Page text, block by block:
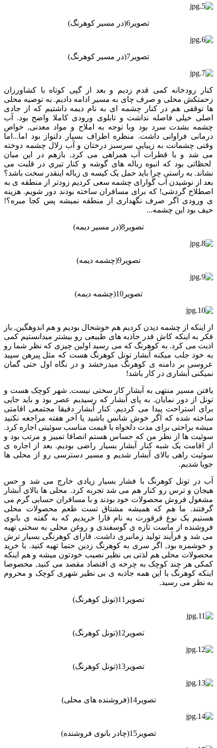
تصویر6(در مسیر کوهرنگ)
تصویر7(در مسیر کوهرنگ)
کنار رودخانه کمی قدم زدیم و بعد از گپی کوتاه با کشاورزان
زحمتکش محلی و صرف چای به مسیر ادامه دادیم. به توصیه محلی
ها توقفی هم در کنار چشمه ای به نام دیمه داشتیم که از جادی
اصلی خیلی فاصله نداشت و تابلوی ورودی کاملا واضح بود. آب
چشمه بشدت سرد بود وبا توجه به املاح و مواد معدنی, خواص
درمانی فراوانی داشت. منظره اطراف بسیار دلنواز بود اما...اما
وقتی چشمانت به زیبایی سرسبز درختان و آب زلال چشمه دوخته
می شد و با قطرات آب همراهی می کرد, بازهم در این میان
لحظاتی بود که انبوه زباله های گوشه و کنار تیری در قلبت می
نشاند. به راستی چرا باید حمل یک کیسه ی زباله اینقدر سخت باشد؟
بعد از نوشیدن آب گوارای چشمه سعی کردیم زودتر از منطقه ی به
اصطلاح گردشی! که برای مسافران ساخته بودند دور شویم. هزینه
ی ورودی اگر صرف نگهداری از منطقه نمیشه پس کجا میره؟!
حیف بود این چشمه...
تصویر8(در مسیر دیمه)
تصویر9(چشمه دیمه)
تصویر10(چشمه دیمه)
از اینکه از چشمه دیدن کردیم هم خوشحال بودیم و هم اندوهگین, باز
فکر به اینکه کاش قدر جاذبه های طبیعی رو بیشتر میدانستیم کمی
اذیت می کرد. به کوهرنگ که می رسید اولین چیزی که نظر شما رو
به خود جلب میکنه آبشار تونل کوهرنگ هست که مثل پیرهن سپید
عروسی بر دامنه ی کوهرنگ میدرخشد و در نگاه اول حتی گمان
نمیکنی آبشاری در کار باشد!
یافتن مسیر منتهی به آبشار کار سختی نیست, شهر کوچک هست و
تونل از دور نمایان. به پای آبشار که رسیدیم عصر بود و باید جایی
برای استراحت پیدا می کردیم. کنار آبشار دقیقا مجتمعی اقامتی
ساخته شده که اگر خوش شانس باشید یا آخر هفته مراجعه نکنید
میشه براحتی برای مدت دلخواه با قیمت مناسب سوئیتی اجاره کرد.
سوئیت ها از نظر من که حساس هستم انصافا تمییز و مرتب بود و
از اقامت یک شبه کنار آبشار بسیار راضی بودیم. بعد از اجاره ی
سوئیت راهی بالای آبشار شدیم و مسیر دسترسی رو از محلی ها
جویا شدیم.
آب در تونل کوهرنگ با فشار بسیار زیادی خارج می شد و حس
هیجان و ترس رو کنار هم می شد تجربه کرد. محلی ها بالای آبشار
مشغول فروش محصولات خود بودند و با مسافران حسابی گرم می
گرفتند. ما هم که همیشه مشتاق تست طعم محصولات محلی
هستیم یک نوع قرقورت به نام قارا خریدیم که به گفته ی بانوی
فروشنده از ماست تازه ی گوسفندی و روغن محلی به سختی تهیه
می شد و فرآیند تولید زمانبری داشت. قارای کوهرنگی بسیار ترش
و خوشمزه بود, اگر سری به کوهرنگ زدین حتما تهیه کنید. با خرید
محصولات محلی هم لذتی بی نظیر نصیب خودتون میشه و هم اینکه
کمکی هر چند کوچک به چرخه ی اقتصاد مقصد می کنید, مخصوصا
اینکه کوهرنگ با این همه جاذبه ی بی نظیر شهری کوچک و محروم
به نظر می رسید.
تصویر11(تونل کوهرنگ)
تصویر12(تونل کوهرنگ)
تصویر13(تونل کوهرنگ)
تصویر14(فروشنده های محلی)
تصویر15(چادر بانوی فروشنده)